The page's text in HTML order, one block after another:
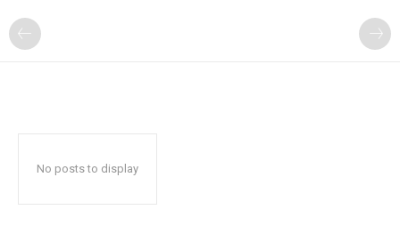
No posts to display